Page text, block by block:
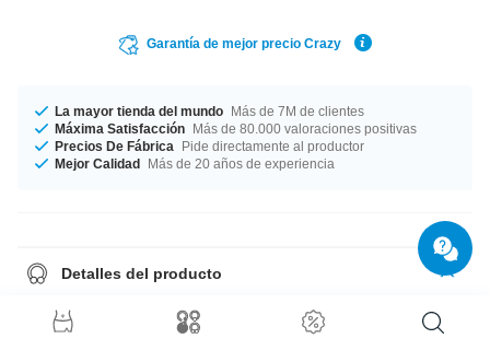
Garantía de mejor precio Crazy
La mayor tienda del mundo Más de 7M de clientes
Máxima Satisfacción Más de 80.000 valoraciones positivas
Precios De Fábrica
Pide directamente al productor
Mejor Calidad Más de 20 años de experiencia
Detalles del producto